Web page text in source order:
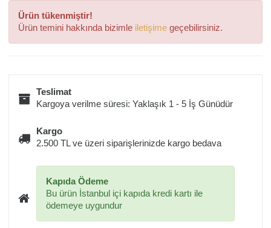
Ürün tükenmiştir!
Ürün temini hakkında bizimle iletişime geçebilirsiniz.
Teslimat
Kargoya verilme süresi: Yaklaşık 1 - 5 İş Günüdür
Kargo
2.500 TL ve üzeri siparişlerinizde kargo bedava
Kapıda Ödeme
Bu ürün İstanbul içi kapıda kredi kartı ile
ödemeye uygundur